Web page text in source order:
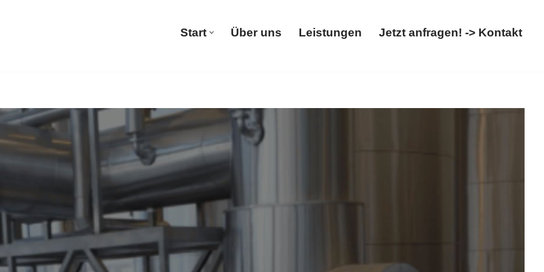
Start Über uns Leistungen Jetzt anfragen! -> Kontakt